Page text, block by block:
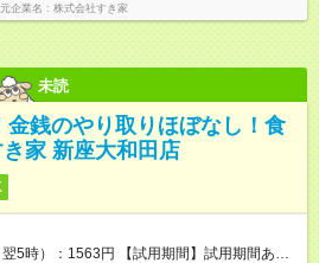
企業名 株式会社すき家
未読
銭のやり取りほぼなし！食
家 新座大和田店
円 【試用期間】試用期間あり